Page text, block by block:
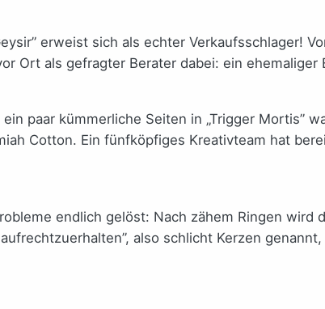
erweist sich als echter Verkaufsschlager!
Ort als gefragter Berater dabei: ein ehemaliger
paar kümmerliche Seiten in „Trigger Mortis”
Cotton. Ein fünfköpfiges Kreativteam hat
endlich gelöst: Nach zähem Ringen wird
also schlicht Kerzen